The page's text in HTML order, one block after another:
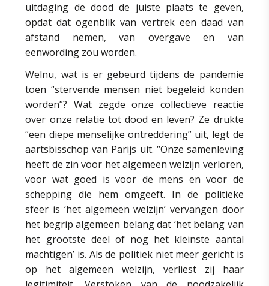
uitdaging de dood de juiste plaats te geven,
opdat dat ogenblik van vertrek een daad van
afstand nemen, van overgave en van
eenwording zou worden.
Welnu, wat is er gebeurd tijdens de pandemie
toen “stervende mensen niet begeleid konden
worden”? Wat zegde onze collectieve reactie
over onze relatie tot dood en leven? Ze drukte
“een diepe menselijke ontreddering” uit, legt de
aartsbisschop van Parijs uit. “Onze samenleving
heeft de zin voor het algemeen welzijn verloren,
voor wat goed is voor de mens en voor de
schepping die hem omgeeft. In de politieke
sfeer is ‘het algemeen welzijn’ vervangen door
het begrip algemeen belang dat ‘het belang van
het grootste deel of nog het kleinste aantal
machtigen’ is. Als de politiek niet meer gericht is
op het algemeen welzijn, verliest zij haar